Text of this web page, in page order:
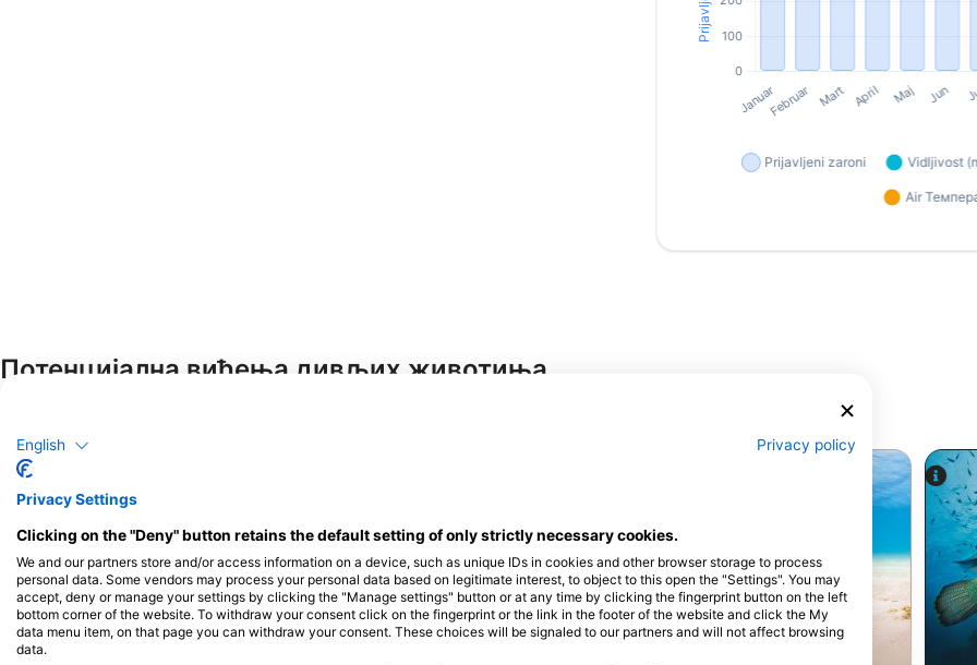
Потенцијална виђења дивљих животиња
iStock/Juliosanjuan
Еагле Раи
Alamy-WaterFrame
Мораи Еел Shutterstock-Shane Myers Photography
Zelena kornjača
English Privacy policy
Privacy Settings
Clicking on the "Deny" button retains the default setting of only strictly necessary cookies.
We and our partners store and/or access information on a device, such as unique IDs in cookies and other browser storage to process
personal data. Some vendors may process your personal data based on legitimate interest, to object to this open the "Settings". You may
accept, deny or manage your settings by clicking the "Manage settings" button or at any time by clicking the fingerprint button on the left
bottom corner of the website. To withdraw your consent click on the fingerprint or the link in the footer of the website and click the My
data menu item, on that page you can withdraw your consent. These choices will be signaled to our partners and will not affect browsing
data.